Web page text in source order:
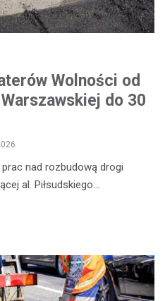
Wolności od
do 30
nad rozbudową drogi
al. Piłsudskiego…